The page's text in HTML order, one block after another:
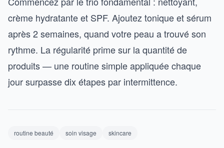
crème hydratante et SPF. Ajoutez tonique et sérum
après 2 semaines, quand votre peau a trouvé son
rythme. La régularité prime sur la quantité de
produits — une routine simple appliquée chaque
jour surpasse dix étapes par intermittence.
routine beauté soin visage skincare